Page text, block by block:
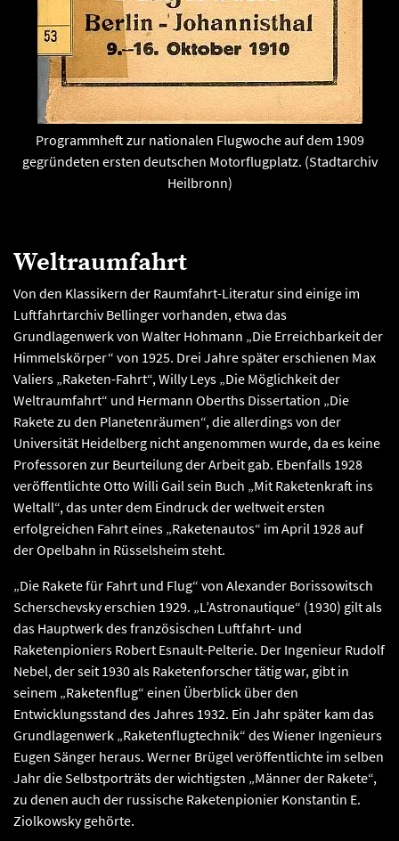
Programmheft zur nationalen Flugwoche auf dem 1909
gegründeten ersten deutschen Motorflugplatz. (Stadtarchiv
Heilbronn)
Weltraumfahrt
Von den Klassikern der Raumfahrt-Literatur sind einige im
Luftfahrtarchiv Bellinger vorhanden, etwa das
Grundlagenwerk von Walter Hohmann „Die Erreichbarkeit der
Himmelskörper“ von 1925. Drei Jahre später erschienen Max
Valiers „Raketen-Fahrt“, Willy Leys „Die Möglichkeit der
Weltraumfahrt“ und Hermann Oberths Dissertation „Die
Rakete zu den Planetenräumen“, die allerdings von der
Universität Heidelberg nicht angenommen wurde, da es keine
Professoren zur Beurteilung der Arbeit gab. Ebenfalls 1928
veröffentlichte Otto Willi Gail sein Buch „Mit Raketenkraft ins
Weltall“, das unter dem Eindruck der weltweit ersten
erfolgreichen Fahrt eines „Raketenautos“ im April 1928 auf
der Opelbahn in Rüsselsheim steht.
„Die Rakete für Fahrt und Flug“ von Alexander Borissowitsch
Scherschevsky erschien 1929. „L’Astronautique“ (1930) gilt als
das Hauptwerk des französischen Luftfahrt- und
Raketenpioniers Robert Esnault-Pelterie. Der Ingenieur Rudolf
Nebel, der seit 1930 als Raketenforscher tätig war, gibt in
seinem „Raketenflug“ einen Überblick über den
Entwicklungsstand des Jahres 1932. Ein Jahr später kam das
Grundlagenwerk „Raketenflugtechnik“ des Wiener Ingenieurs
Eugen Sänger heraus. Werner Brügel veröffentlichte im selben
Jahr die Selbstporträts der wichtigsten „Männer der Rakete“,
zu denen auch der russische Raketenpionier Konstantin E.
Ziolkowsky gehörte.